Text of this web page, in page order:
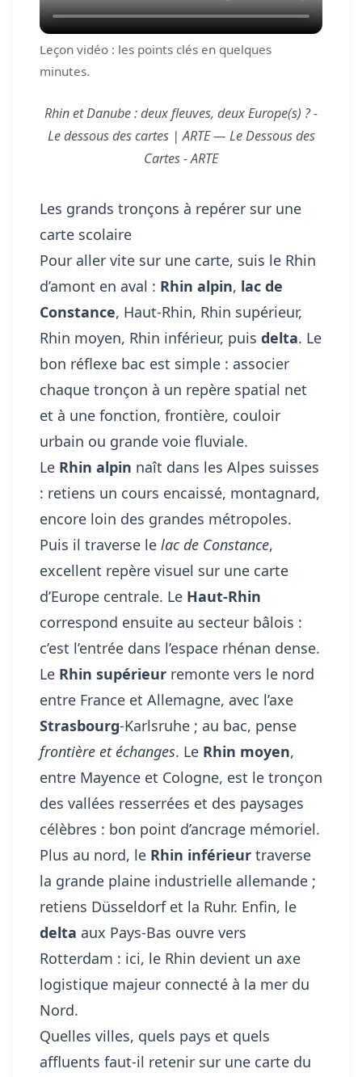
Leçon vidéo : les points clés en quelques
minutes.
Rhin et Danube : deux fleuves, deux Europe(s) ? -
Le dessous des cartes | ARTE — Le Dessous des
Cartes - ARTE
Les grands tronçons à repérer sur une
carte scolaire
Pour aller vite sur une carte, suis le Rhin
d’amont en aval : Rhin alpin, lac de
Constance, Haut-Rhin, Rhin supérieur,
Rhin moyen, Rhin inférieur, puis delta. Le
bon réflexe bac est simple : associer
chaque tronçon à un repère spatial net
et à une fonction, frontière, couloir
urbain ou grande voie fluviale.
Le Rhin alpin naît dans les Alpes suisses
: retiens un cours encaissé, montagnard,
encore loin des grandes métropoles.
Puis il traverse le lac de Constance,
excellent repère visuel sur une carte
d’Europe centrale. Le Haut-Rhin
correspond ensuite au secteur bâlois :
c’est l’entrée dans l’espace rhénan dense.
Le Rhin supérieur remonte vers le nord
entre France et Allemagne, avec l’axe
Strasbourg-Karlsruhe ; au bac, pense
frontière et échanges. Le Rhin moyen,
entre Mayence et Cologne, est le tronçon
des vallées resserrées et des paysages
célèbres : bon point d’ancrage mémoriel.
Plus au nord, le Rhin inférieur traverse
la grande plaine industrielle allemande ;
retiens Düsseldorf et la Ruhr. Enfin, le
delta aux Pays-Bas ouvre vers
Rotterdam : ici, le Rhin devient un axe
logistique majeur connecté à la mer du
Nord.
Quelles villes, quels pays et quels
affluents faut-il retenir sur une carte du